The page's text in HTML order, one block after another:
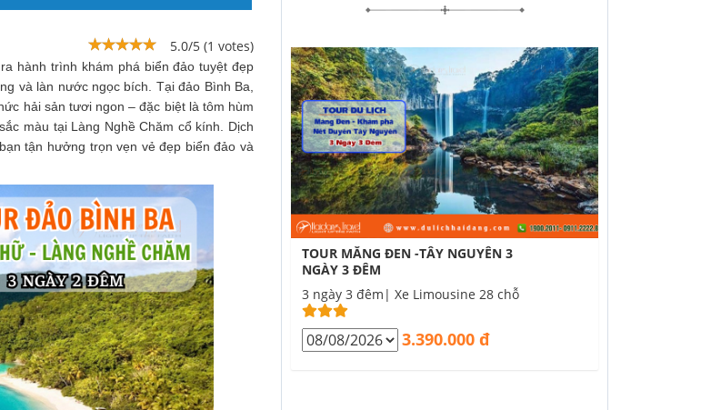
5.0/5 (1 votes)
hành trình khám phá biển đảo tuyệt đẹp
và làn nước ngọc bích. Tại đảo Bình Ba,
hải sản tươi ngon – đặc biệt là tôm hùm
màu tại Làng Nghề Chăm cổ kính. Dịch
tận hưởng trọn vẹn vẻ đẹp biển đảo và
TOUR MĂNG ĐEN -TÂY NGUYÊN 3
NGÀY 3 ĐÊM
3 ngày 3 đêm| Xe Limousine 28 chỗ
3.390.000 đ